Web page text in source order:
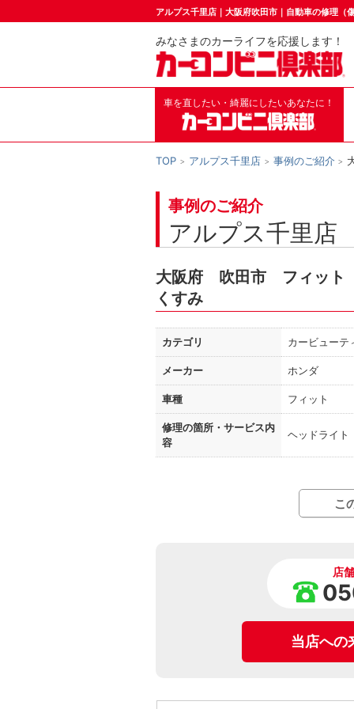
アルプス千里店｜大阪府吹田市｜自動車の修理（
みなさまのカーライフを応援します！
車を直したい・綺麗にしたいあなたに！
TOP アルプス千里店 事例のご紹介
事例のご紹介
アルプス千里店
大阪府 吹田市 フィッ
くすみ
カテゴリ カービューテ
メーカー ホンダ
車種 フィット
修理の箇所・ サービス内
容
ヘッドライ
こ
店
当店への